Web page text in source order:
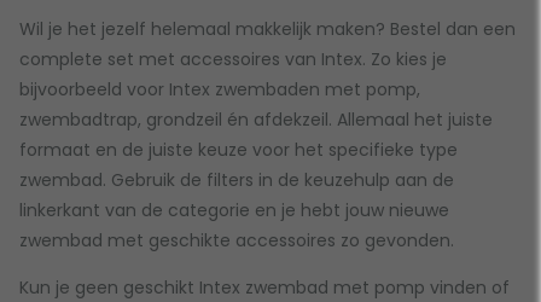
Wil je het jezelf helemaal makkelijk maken? Bestel dan een
complete set met accessoires van Intex. Zo kies je
bijvoorbeeld voor Intex zwembaden met pomp,
zwembadtrap, grondzeil én afdekzeil. Allemaal het juiste
formaat en de juiste keuze voor het specifieke type
zwembad. Gebruik de filters in de keuzehulp aan de
linkerkant van de categorie en je hebt jouw nieuwe
zwembad met geschikte accessoires zo gevonden.
Kun je geen geschikt Intex zwembad met pomp vinden of